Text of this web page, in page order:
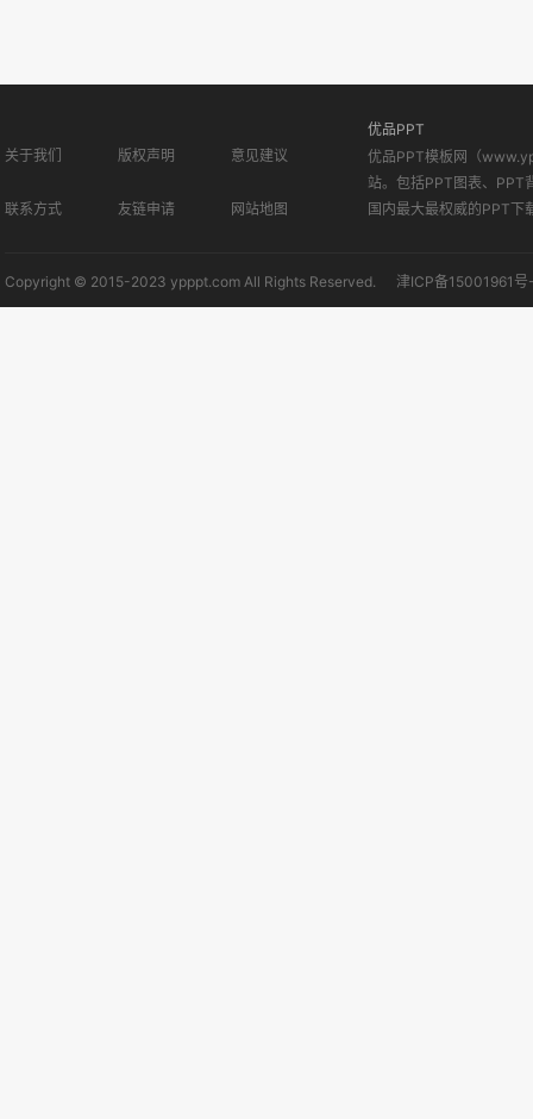
关于我们 版权声明 意见建议
联系方式 友链申请 网站地图
优品PPT
优品PPT模板网（
站。包括PPT图表、PPT
国内最大最权威的PPT下
Copyright © 2015-2023 ypppt.com All Rights Reserved. 津ICP备15001961号